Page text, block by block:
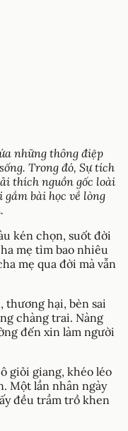
những thông điệp
Trong đó, Sự tích
thích nguồn gốc loài
bài học về lòng
kén chọn, suốt đời
mẹ tìm bao nhiêu
mẹ qua đời mà vẫn
hại, bèn sai
chàng trai. Nàng
đến xin làm người
giỏi giang, khéo léo
Một lần nhân ngày
đều trầm trồ khen